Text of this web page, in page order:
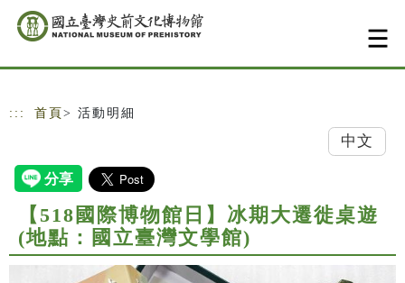
跳到主要內容
網站導覽
::: 首頁 > 活動明細
中文
【518國際博物館日】冰期大遷徙桌遊
(地點：國立臺灣文學館)